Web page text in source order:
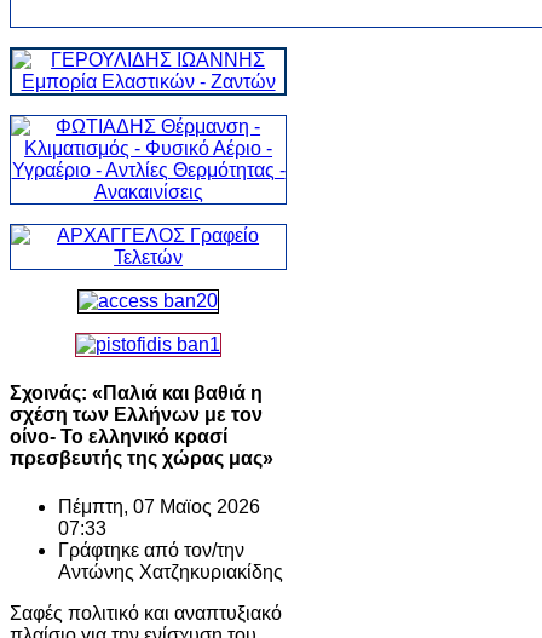
Σχοινάς: «Παλιά και βαθιά η
σχέση των Ελλήνων με τον
οίνο- Το ελληνικό κρασί
πρεσβευτής της χώρας μας»
Πέμπτη, 07 Μαϊος 2026
07:33
Γράφτηκε από τον/την
Αντώνης Χατζηκυριακίδης
Σαφές πολιτικό και αναπτυξιακό